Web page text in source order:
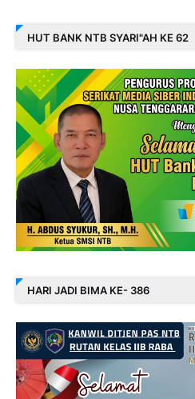
HUT BANK NTB SYARI"AH KE 62
HARI JADI BIMA KE- 386